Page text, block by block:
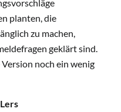
planten, die
zu machen,
geklärt sind.
noch ein wenig